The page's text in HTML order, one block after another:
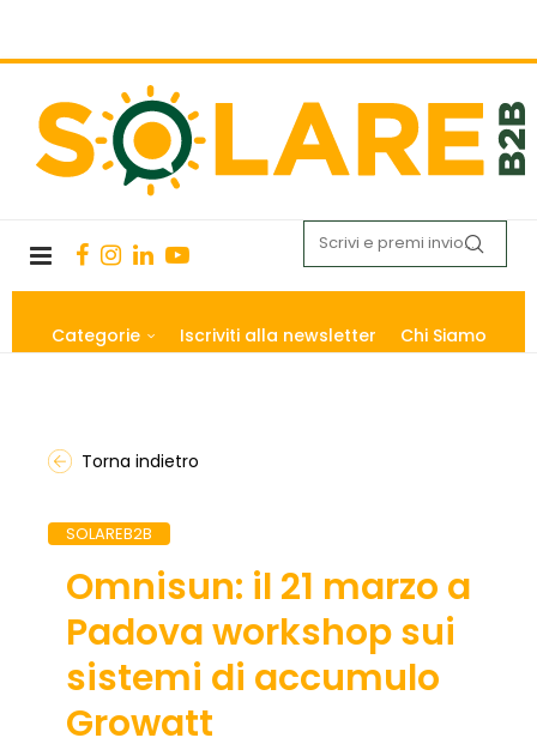
Categorie Iscriviti alla newsletter Chi Siamo
Torna indietro
SOLAREB2B
Omnisun: il 21 marzo a
Padova workshop sui
sistemi di accumulo
Growatt